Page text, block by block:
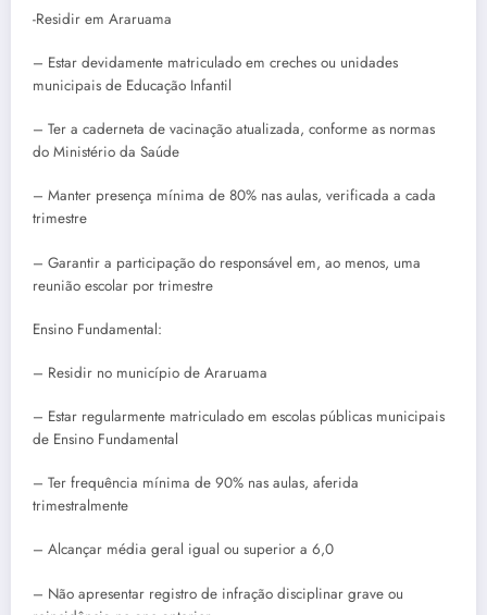
-Residir em Araruama
– Estar devidamente matriculado em creches ou unidades
municipais de Educação Infantil
– Ter a caderneta de vacinação atualizada, conforme as normas
do Ministério da Saúde
– Manter presença mínima de 80% nas aulas, verificada a cada
trimestre
– Garantir a participação do responsável em, ao menos, uma
reunião escolar por trimestre
Ensino Fundamental:
– Residir no município de Araruama
– Estar regularmente matriculado em escolas públicas municipais
de Ensino Fundamental
– Ter frequência mínima de 90% nas aulas, aferida
trimestralmente
– Alcançar média geral igual ou superior a 6,0
– Não apresentar registro de infração disciplinar grave ou